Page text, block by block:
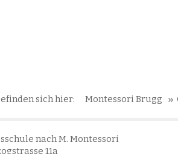
sich hier: Montessori Brugg
nach M. Montessori
11a